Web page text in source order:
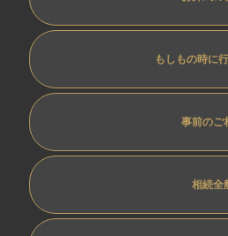
もしもの時に
事前のご
相続全